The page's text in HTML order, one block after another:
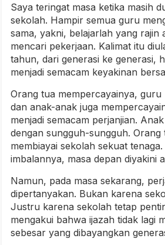
Saya teringat masa ketika masih
sekolah. Hampir semua guru
sama, yakni, belajarlah yang rajin
mencari pekerjaan. Kalimat itu
tahun, dari generasi ke generasi,
menjadi semacam keyakinan
Orang tua mempercayainya, guru
dan anak-anak juga
menjadi semacam perjanjian.
dengan sungguh-sungguh. Orang
membiayai sekolah sekuat tenaga.
imbalannya, masa depan diyakini
Namun, pada masa sekarang,
dipertanyakan. Bukan karena
Justru karena sekolah tetap
mengakui bahwa ijazah tidak lagi
sebesar yang dibayangkan